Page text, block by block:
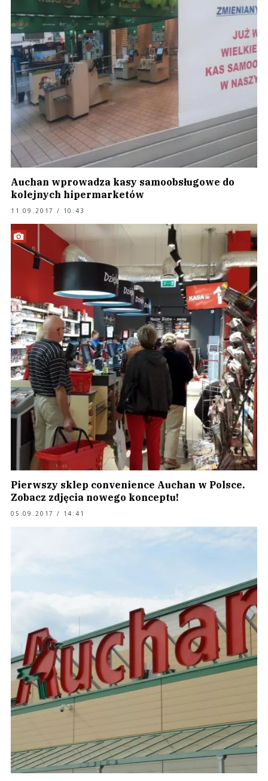
Auchan wprowadza kasy samoobsługowe do
kolejnych hipermarketów
11.09.2017 / 10:43
Pierwszy sklep convenience Auchan w Polsce.
Zobacz zdjęcia nowego konceptu!
05.09.2017 / 14:41